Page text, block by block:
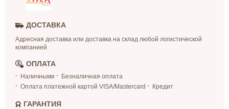
ДОСТАВКА
Адресная доставка или доставка на склад любой логистической
компанией
ОПЛАТА
Наличными
Безналичная оплата
Оплата платежной картой VISA/Mastercard
Кредит
ГАРАНТИЯ